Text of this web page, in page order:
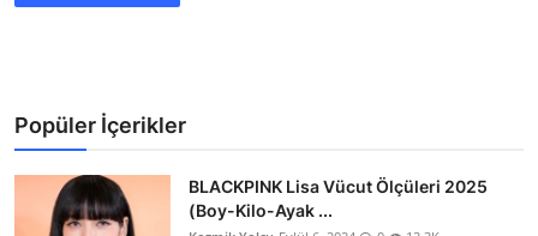
Popüler İçerikler
BLACKPINK Lisa Vücut Ölçüleri 2025
(Boy-Kilo-Ayak ...